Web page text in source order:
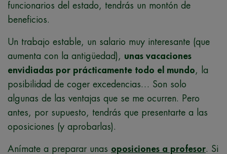
funcionarios del estado, tendrás un montón de
beneficios.
Un trabajo estable, un salario muy interesante (que
aumenta con la antigüedad), unas vacaciones
envidiadas por prácticamente todo el mundo, la
posibilidad de coger excedencias… Son solo
algunas de las ventajas que se me ocurren. Pero
antes, por supuesto, tendrás que presentarte a las
oposiciones (y aprobarlas).
Anímate a preparar unas oposiciones a profesor. Si